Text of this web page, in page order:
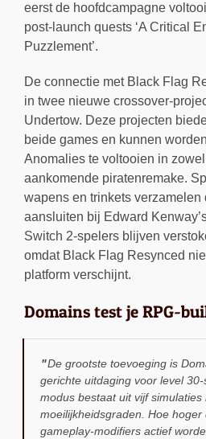
eerst de hoofdcampagne
post-launch quests ‘A Critical
Puzzlement’.
De connectie met Black Flag
in twee nieuwe crossover-
Undertow. Deze projecten
beide games en kunnen
Anomalies te voltooien in
aankomende piratenremake.
wapens en trinkets verzamelen
aansluiten bij Edward
Switch 2-spelers blijven
omdat Black Flag Resynced
platform verschijnt.
Domains test je RPG-
De grootste toevoeging is
gerichte uitdaging voor level
modus bestaat uit vijf simulaties
moeilijkheidsgraden. Hoe
gameplay-modifiers actief